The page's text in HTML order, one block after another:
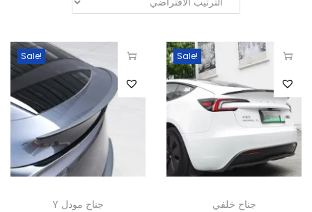
Sale!
جناح خلفي
Sale!
جناح مودل Y